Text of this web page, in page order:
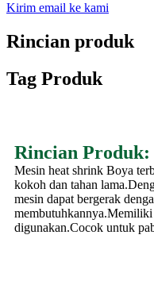
Kirim email ke kami
Rincian produk
Tag Produk
Rincian Produk:
Mesin heat shrink Boya
kokoh dan tahan
mesin dapat bergerak
digunakan.Cocok untuk